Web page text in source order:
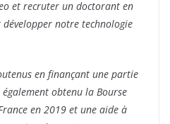
et recruter un doctorant en
notre technologie
en finançant une partie
obtenu la Bourse
en 2019 et une aide à